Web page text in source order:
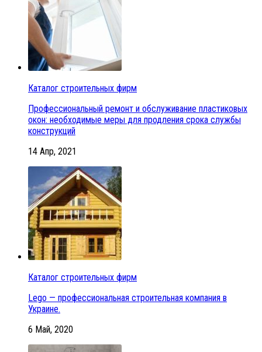
Каталог строительных фирм
Профессиональный ремонт и обслуживание пластиковых
окон: необходимые меры для продления срока службы
конструкций
14 Апр, 2021
Каталог строительных фирм
Lego — профессиональная строительная компания в
Украине.
6 Май, 2020